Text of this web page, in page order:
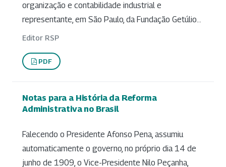
organização e contabilidade industrial e
representante, em São Paulo, da Fundação Getúlio...
Editor RSP
PDF
Notas para a História da Reforma
Administrativa no Brasil
Falecendo o Presidente Afonso Pena, assumiu
automaticamente o governo, no próprio dia 14 de
junho de 1909, o Vice-Presidente Nilo Peçanha,